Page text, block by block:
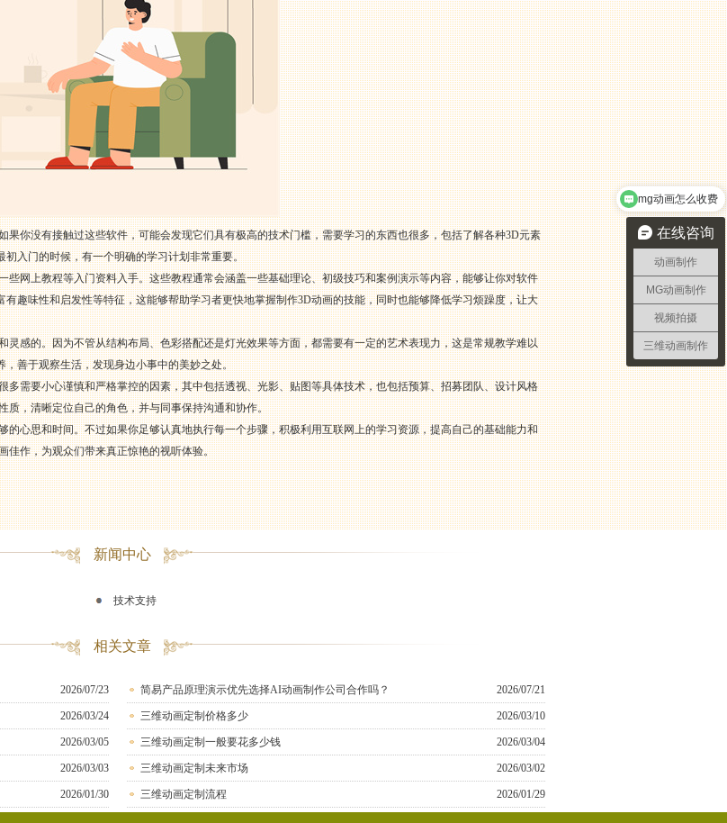
你没有接触过这些软件，可能会发现它们具有极高的技术门槛，需要学习的东西也很多，包括了解各种3D元素
入门的时候，有一个明确的学习计划非常重要。
些网上教程等入门资料入手。这些教程通常会涵盖一些基础理论、初级技巧和案例演示等内容，能够让你对软件
趣味性和启发性等特征，这能够帮助学习者更快地掌握制作3D动画的技能，同时也能够降低学习烦躁度，让大
感的。因为不管从结构布局、色彩搭配还是灯光效果等方面，都需要有一定的艺术表现力，这是常规教学难以
善于观察生活，发现身边小事中的美妙之处。
需要小心谨慎和严格掌控的因素，其中包括透视、光影、贴图等具体技术，也包括预算、招募团队、设计风格
质，清晰定位自己的角色，并与同事保持沟通和协作。
心思和时间。不过如果你足够认真地执行每一个步骤，积极利用互联网上的学习资源，提高自己的基础能力和
佳作，为观众们带来真正惊艳的视听体验。
新闻中心
技术支持
相关文章
2026/07/23 简易产品原理演示优先选择AI动画制作公司合作吗？ 2026/07/21
2026/03/24 三维动画定制价格多少 2026/03/10
2026/03/05 三维动画定制一般要花多少钱 2026/03/04
2026/03/03 三维动画定制未来市场 2026/03/02
2026/01/30 三维动画定制流程 2026/01/29
在线咨询
动画制作
MG动画制作
视频拍摄
三维动画制作
mg动画怎么收费